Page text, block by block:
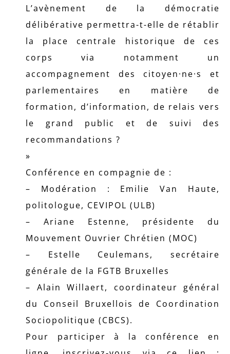
L’avènement de la démocratie
délibérative permettra-t-elle de rétablir
la place centrale historique de ces
corps via notamment un
accompagnement des citoyen·ne·s et
parlementaires en matière de
formation, d’information, de relais vers
le grand public et de suivi des
recommandations ?
»
Conférence en compagnie de :
– Modération : Emilie Van Haute,
politologue, CEVIPOL (ULB)
– Ariane Estenne, présidente du
Mouvement Ouvrier Chrétien (MOC)
– Estelle Ceulemans, secrétaire
générale de la FGTB Bruxelles
– Alain Willaert, coordinateur général
du Conseil Bruxellois de Coordination
Sociopolitique (CBCS).
Pour participer à la conférence en